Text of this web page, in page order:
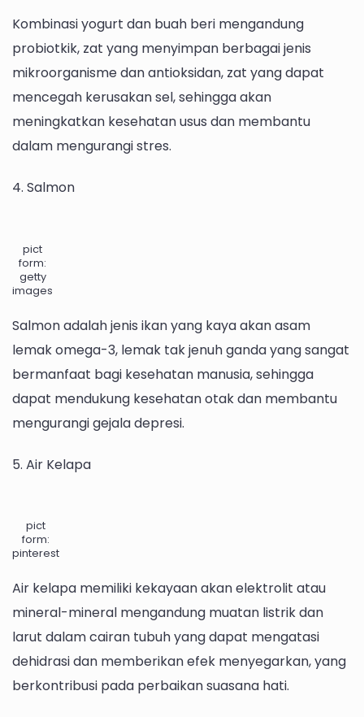
Kombinasi yogurt dan buah beri mengandung
probiotkik, zat yang menyimpan berbagai jenis
mikroorganisme dan antioksidan, zat yang dapat
mencegah kerusakan sel, sehingga akan
meningkatkan kesehatan usus dan membantu
dalam mengurangi stres.
4. Salmon
pict
form:
getty
images
Salmon adalah jenis ikan yang kaya akan asam
lemak omega-3, lemak tak jenuh ganda yang sangat
bermanfaat bagi kesehatan manusia, sehingga
dapat mendukung kesehatan otak dan membantu
mengurangi gejala depresi.
5. Air Kelapa
pict
form:
pinterest
Air kelapa memiliki kekayaan akan elektrolit atau
mineral-mineral mengandung muatan listrik dan
larut dalam cairan tubuh yang dapat mengatasi
dehidrasi dan memberikan efek menyegarkan, yang
berkontribusi pada perbaikan suasana hati.